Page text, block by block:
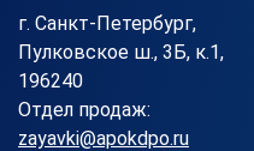
г. Санкт-Петербург,
Пулковское ш., 3Б, к.1,
196240
Отдел продаж:
zayavki@apokdpo.ru